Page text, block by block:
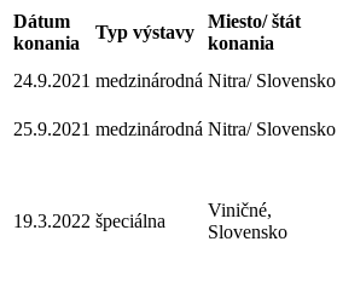
Dátum
konania
Typ výstavy
Miesto/ štát
konania
24.9.2021 medzinárodná Nitra/ Slovensko
25.9.2021 medzinárodná Nitra/ Slovensko
19.3.2022 špeciálna
Viničné,
Slovensko